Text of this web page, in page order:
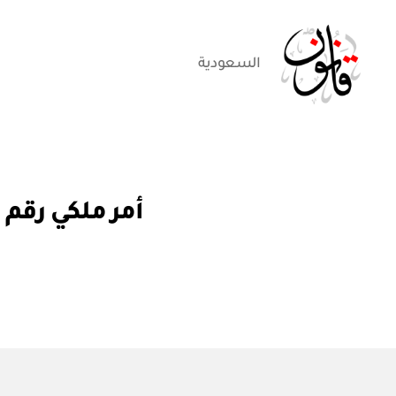
السعودية
أمر ملكي رقم (أ / ٢٧٤) تعيين وكيل لوزارة الداخلية